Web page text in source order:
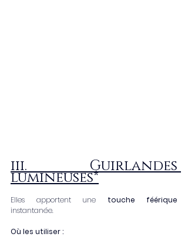
iii. Guirlandes
lumineuses*
Elles apportent une
instantanée.
Où les utiliser :